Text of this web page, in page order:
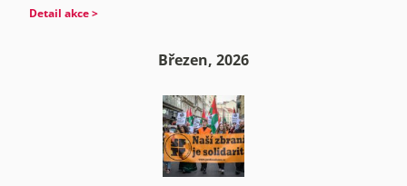
Detail akce >
Březen, 2026